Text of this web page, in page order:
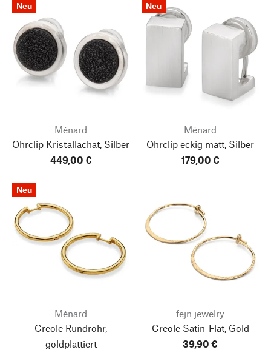
Neu
Ménard
Ohrclip Kristallachat, Silber
449,00 €
Neu
Ménard
Ohrclip eckig matt, Silber
179,00 €
Neu
Ménard
Creole Rundrohr,
goldplattiert
fejn jewelry
Creole Satin-Flat, Gold
39,90 €